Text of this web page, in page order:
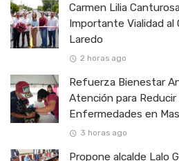
Carmen Lilia
Importante Vialidad
Laredo
2 horas ago
Refuerza Bienestar
Atención para Reducir
Enfermedades en
3 horas ago
Propone alcalde Lalo